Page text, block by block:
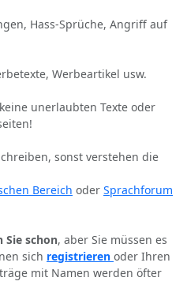
Hass-Sprüche, Angriff auf
Werbeartikel usw.
unerlaubten Texte oder
sonst verstehen die
Bereich oder Sprachforum
Sie schon, aber Sie müssen es
sich registrieren oder Ihren
mit Namen werden öfter